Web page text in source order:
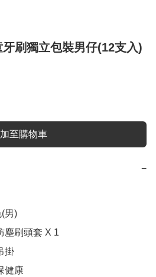
刷獨立包裝男仔(12支入)
加至購物車
−
男)
塵刷頭套 X 1
掛
健康